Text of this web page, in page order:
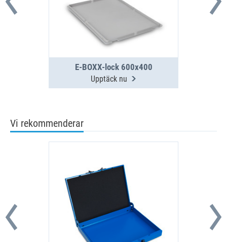
E-BOXX-lock 600x400
Upptäck nu
Vi rekommenderar